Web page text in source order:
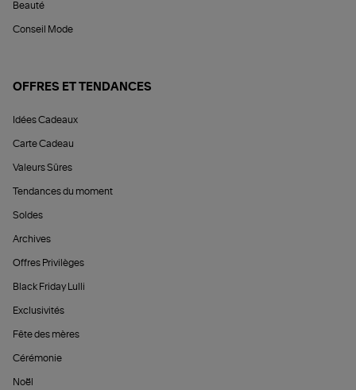
Beauté
Conseil Mode
OFFRES ET TENDANCES
Idées Cadeaux
Carte Cadeau
Valeurs Sûres
Tendances du moment
Soldes
Archives
Offres Privilèges
Black Friday Lulli
Exclusivités
Fête des mères
Cérémonie
Noël